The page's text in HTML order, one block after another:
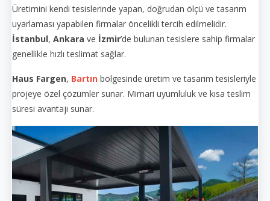
Üretimini kendi tesislerinde yapan, doğrudan ölçü ve tasarım
uyarlaması yapabilen firmalar öncelikli tercih edilmelidir.
İstanbul, Ankara ve İzmir’de bulunan tesislere sahip firmalar
genellikle hızlı teslimat sağlar.
Haus Fargen, Bartın bölgesinde üretim ve tasarım tesisleriyle
projeye özel çözümler sunar. Mimari uyumluluk ve kısa teslim
süresi avantajı sunar.